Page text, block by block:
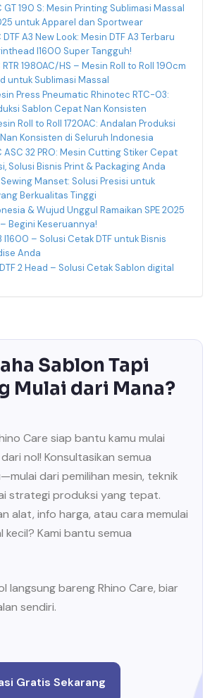
GT 190 S: Mesin Printing Sublimasi Massal
untuk Apparel dan Sportwear
DTF A3 New Look: Mesin DTF A3 Terbaru
I1600 Super Tangguh!
RTR 1980AC/HS – Mesin Roll to Roll 190cm
untuk Sublimasi Massal
Press Pneumatic Rhinotec RTC-03:
Sablon Cepat Nan Konsisten
Roll to Roll 1720AC: Andalan Produksi
Konsisten di Seluruh Indonesia
ASC 32 PRO: Mesin Cutting Stiker Cepat
Solusi Bisnis Print & Packaging Anda
Manset: Solusi Presisi untuk
Berkualitas Tinggi
& Wujud Unggul Ramaikan SPE 2025
Begini Keseruannya!
I1600 – Solusi Cetak DTF untuk Bisnis
Anda
2 Head – Solusi Cetak Sablon digital
Sablon Tapi
Mulai dari Mana?
Care siap bantu kamu mulai
nol! Konsultasikan semua
dari pemilihan mesin, teknik
strategi produksi yang tepat.
alat, info harga, atau cara memulai
kecil? Kami bantu semua
langsung bareng Rhino Care, biar
sendiri.
Gratis Sekarang